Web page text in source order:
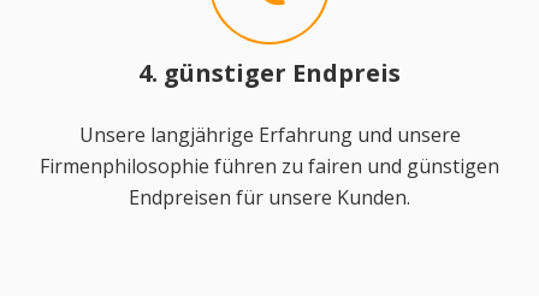
4. günstiger Endpreis
Unsere langjährige Erfahrung und unsere
Firmenphilosophie führen zu fairen und günstigen
Endpreisen für unsere Kunden.